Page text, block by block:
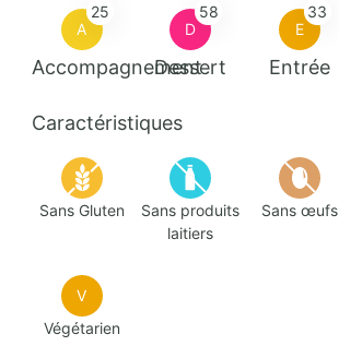
A
25
Accompagnement
D
58
Dessert
E
33
Entrée
Caractéristiques
Sans Gluten
Sans produits
laitiers
Sans œufs
V
Végétarien